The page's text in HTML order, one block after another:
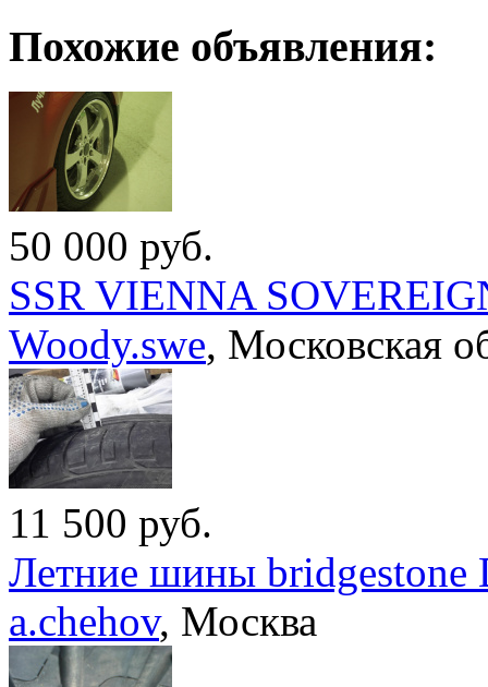
Похожие объявления:
50 000 руб.
SSR VIENNA
Woody.swe, Московская
11 500 руб.
Летние шины bridgestone
a.chehov, Москва